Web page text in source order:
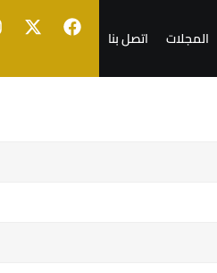
المجلات اتصل بنا